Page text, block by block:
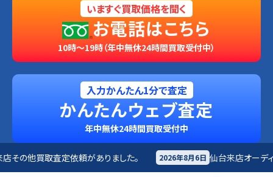
いますぐ買取価格を聞く
お電話はこちら
10時～19時（年中無休24時間買取受付中）
入力かんたん1分で査定
かんたんウェブ査定
年中無休24時間買取受付中
りました。 2026年8月6日 仙台来店 オーディオ買取査定依頼がありま